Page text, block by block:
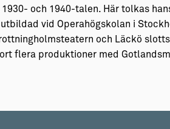
och 1940-talen. Här tolkas
vid Operahögskolan i
och Läckö
flera produktioner med